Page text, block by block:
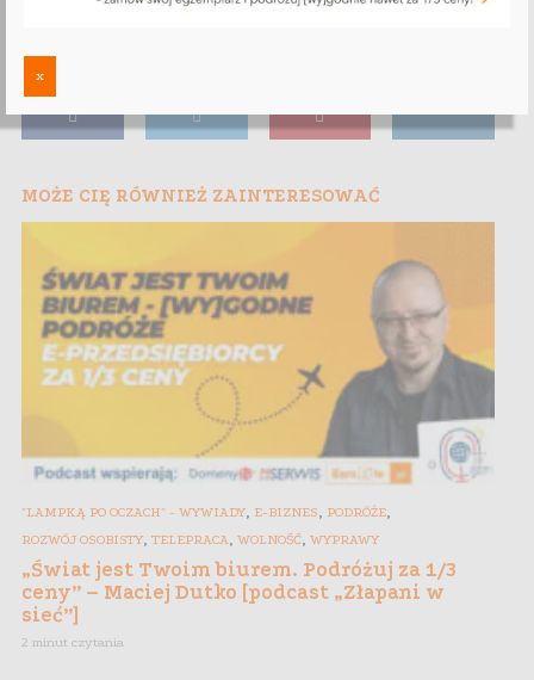
MOŻE CIĘ RÓWNIEŻ ZAINTERESOWAĆ
"LAMPKĄ PO OCZACH" - WYWIADY, E-BIZNES, PODRÓŻE,
ROZWÓJ OSOBISTY, TELEPRACA, WOLNOŚĆ, WYPRAWY
„Świat jest Twoim biurem. Podróżuj za 1/3
ceny” – Maciej Dutko [podcast „Złapani w
sieć”]
2 minut czytania
x